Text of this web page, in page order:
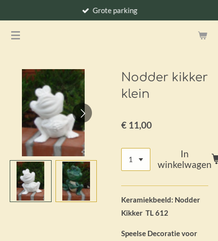
naar
Grote parking
Nodder kikker
klein
€ 11,00
In
winkelwagen
Keramiekbeeld: Nodder
Kikker TL 612
Speelse Decoratie voor